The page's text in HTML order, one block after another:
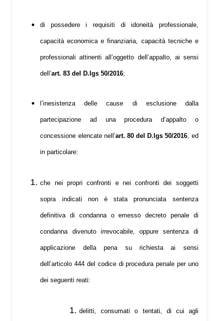
di possedere i requisiti di idoneità professionale,
capacità economica e finanziaria, capacità tecniche e
professionali attinenti all’oggetto dell’appalto, ai sensi
dell’art. 83 del D.lgs 50/2016;
l’inesistenza delle cause di esclusione dalla
partecipazione ad una procedura d’appalto o
concessione elencate nell’art. 80 del D.lgs 50/2016, ed
in particolare:
che nei propri confronti e nei confronti dei soggetti
sopra indicati non è stata pronunciata sentenza
definitiva di condanna o emesso decreto penale di
condanna divenuto irrevocabile, oppure sentenza di
applicazione della pena su richiesta ai sensi
dell’articolo 444 del codice di procedura penale per uno
dei seguenti reati:
delitti, consumati o tentati, di cui agli